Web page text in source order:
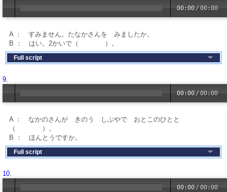
00:00 /00:00
A ： すみません。たなかさんを みましたか。
B ： はい。2かいで（ ）。
Full script
9.
00:00 /00:00
A ： なかのさんが きのう しぶやで おとこのひとと
（ ）。
B ： ほんとうですか。
Full script
10.
00:00 /00:00